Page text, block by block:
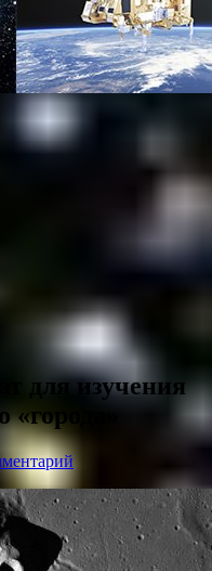
для изучения
«города»